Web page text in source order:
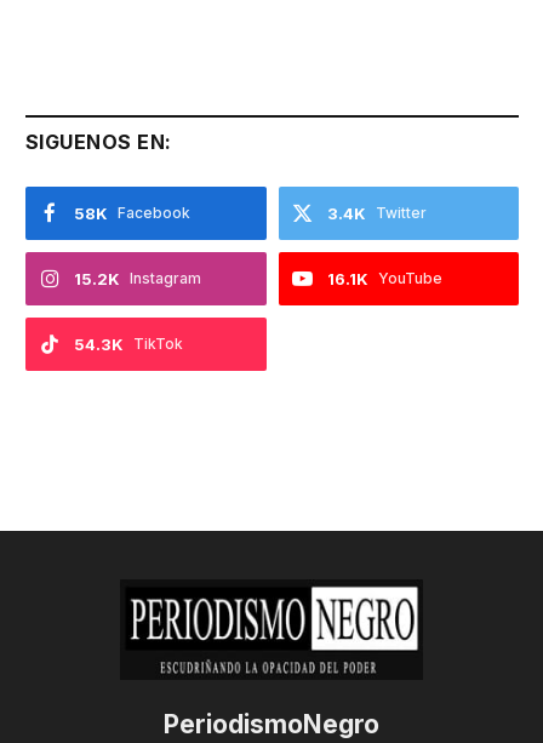
SIGUENOS EN:
Facebook
58K Twitter
3.4K
Instagram
15.2K YouTube
16.1K
TikTok
54.3K
PeriodismoNegro